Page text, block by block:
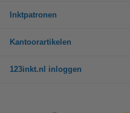
Inktpatronen
Kantoorartikelen
123inkt.nl inloggen